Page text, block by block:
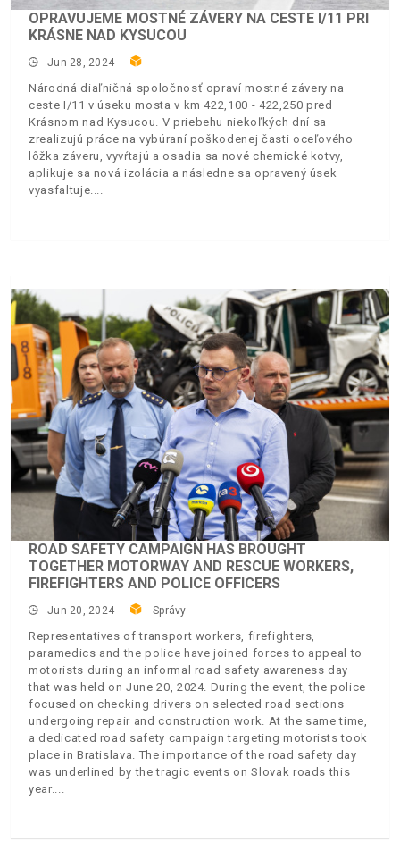
OPRAVUJEME MOSTNÉ ZÁVERY NA CESTE I/11 PRI
KRÁSNE NAD KYSUCOU
Jun 28, 2024
Národná diaľničná spoločnosť opraví mostné závery na
ceste I/11 v úseku mosta v km 422,100 - 422,250 pred
Krásnom nad Kysucou. V priebehu niekoľkých dní sa
zrealizujú práce na vybúraní poškodenej časti oceľového
lôžka záveru, vyvŕtajú a osadia sa nové chemické kotvy,
aplikuje sa nová izolácia a následne sa opravený úsek
vyasfaltuje.
ROAD SAFETY CAMPAIGN HAS BROUGHT
TOGETHER MOTORWAY AND RESCUE WORKERS,
FIREFIGHTERS AND POLICE OFFICERS
Jun 20, 2024 Správy
Representatives of transport workers, firefighters,
paramedics and the police have joined forces to appeal to
motorists during an informal road safety awareness day
that was held on June 20, 2024. During the event, the police
focused on checking drivers on selected road sections
undergoing repair and construction work. At the same time,
a dedicated road safety campaign targeting motorists took
place in Bratislava. The importance of the road safety day
was underlined by the tragic events on Slovak roads this
year.